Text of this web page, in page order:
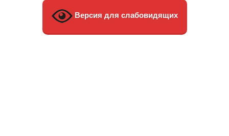
Версия для слабовидящих